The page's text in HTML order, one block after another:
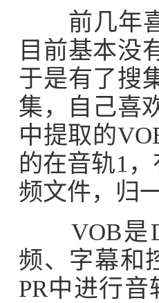
前几年喜
目前基本没
于是有了搜
集，自己喜
中提取的
的在音轨1
频文件，归
VOB是
频、字幕和
PR中进行